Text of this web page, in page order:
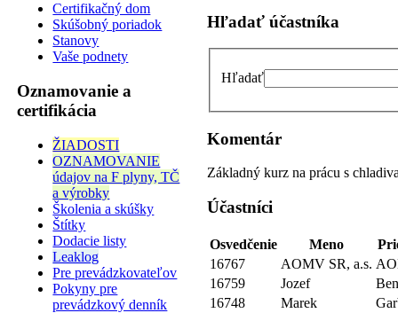
Certifikačný dom
Skúšobný poriadok
Stanovy
Vaše podnety
Oznamovanie a
certifikácia
ŽIADOSTI
OZNAMOVANIE
údajov na F plyny, TČ
a výrobky
Školenia a skúšky
Štítky
Dodacie listy
Leaklog
Pre prevádzkovateľov
Pokyny pre
prevádzkový denník
Hľadať účastníka
Hľadať
Komentár
Základný kurz na prácu s
Účastníci
Osvedčenie Meno
16767
AOMV SR, a.s.
16759
Jozef
16748
Marek